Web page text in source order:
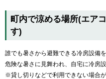
町内で涼める場所(エア
す)
誰でも暑さから避難できる冷房設備
危険な暑さに見舞われ、自宅に冷房
※貸し切りなどで利用できない場合